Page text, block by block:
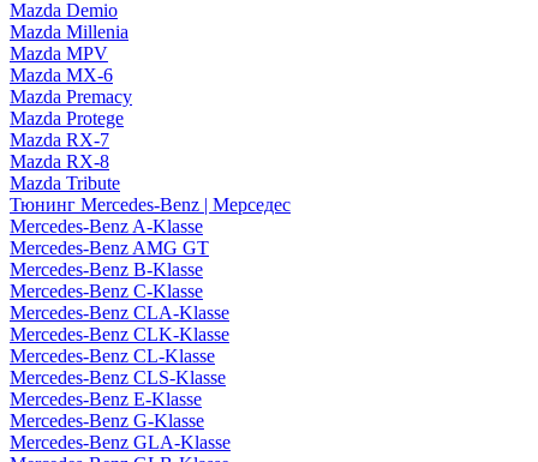
Mazda Demio
Mazda Millenia
Mazda MPV
Mazda MX-6
Mazda Premacy
Mazda Protege
Mazda RX-7
Mazda RX-8
Mazda Tribute
Тюнинг Mercedes-Benz | Мерседес
Mercedes-Benz A-Klasse
Mercedes-Benz AMG GT
Mercedes-Benz B-Klasse
Mercedes-Benz C-Klasse
Mercedes-Benz CLA-Klasse
Mercedes-Benz CLK-Klasse
Mercedes-Benz CL-Klasse
Mercedes-Benz CLS-Klasse
Mercedes-Benz E-Klasse
Mercedes-Benz G-Klasse
Mercedes-Benz GLA-Klasse